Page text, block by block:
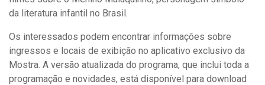
da literatura infantil no Brasil.
Os interessados podem encontrar informações sobre
ingressos e locais de exibição no aplicativo exclusivo da
Mostra. A versão atualizada do programa, que inclui toda a
programação e novidades, está disponível para download